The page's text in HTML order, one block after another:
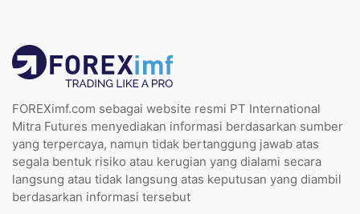
FOREXimf.com sebagai website resmi PT International
Mitra Futures menyediakan informasi berdasarkan sumber
yang terpercaya, namun tidak bertanggung jawab atas
segala bentuk risiko atau kerugian yang dialami secara
langsung atau tidak langsung atas keputusan yang diambil
berdasarkan informasi tersebut